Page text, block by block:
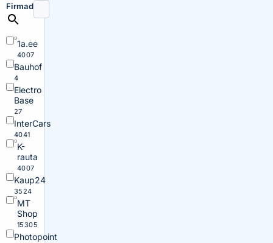
Firmad
1a.ee
4007
Bauhof
4
Electro
Base
27
InterCars
4041
K-
rauta
4007
Kaup24
3524
MT
Shop
15305
Photopoint